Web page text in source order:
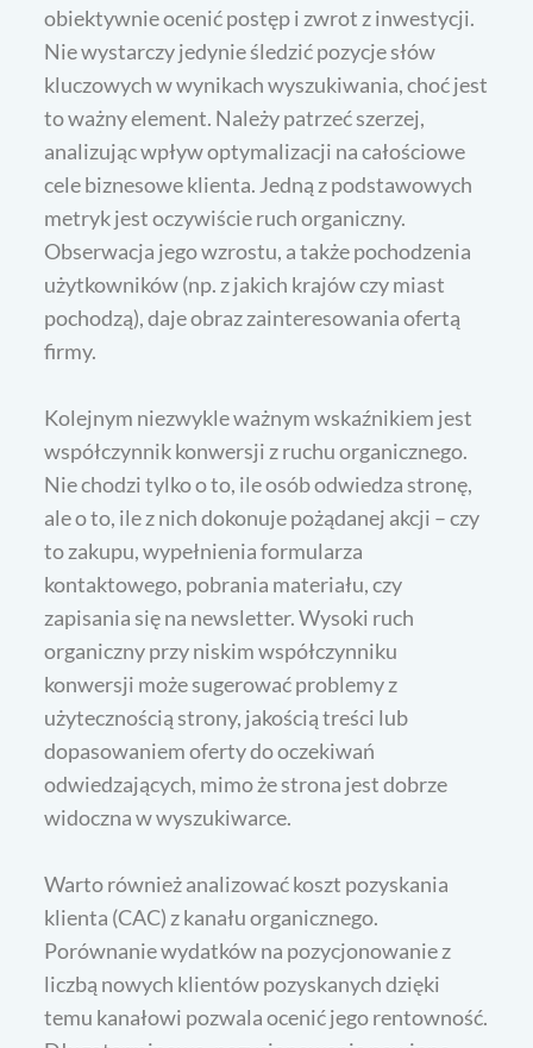
obiektywnie ocenić postęp i zwrot z inwestycji.
Nie wystarczy jedynie śledzić pozycje słów
kluczowych w wynikach wyszukiwania, choć jest
to ważny element. Należy patrzeć szerzej,
analizując wpływ optymalizacji na całościowe
cele biznesowe klienta. Jedną z podstawowych
metryk jest oczywiście ruch organiczny.
Obserwacja jego wzrostu, a także pochodzenia
użytkowników (np. z jakich krajów czy miast
pochodzą), daje obraz zainteresowania ofertą
firmy.
Kolejnym niezwykle ważnym wskaźnikiem jest
współczynnik konwersji z ruchu organicznego.
Nie chodzi tylko o to, ile osób odwiedza stronę,
ale o to, ile z nich dokonuje pożądanej akcji – czy
to zakupu, wypełnienia formularza
kontaktowego, pobrania materiału, czy
zapisania się na newsletter. Wysoki ruch
organiczny przy niskim współczynniku
konwersji może sugerować problemy z
użytecznością strony, jakością treści lub
dopasowaniem oferty do oczekiwań
odwiedzających, mimo że strona jest dobrze
widoczna w wyszukiwarce.
Warto również analizować koszt pozyskania
klienta (CAC) z kanału organicznego.
Porównanie wydatków na pozycjonowanie z
liczbą nowych klientów pozyskanych dzięki
temu kanałowi pozwala ocenić jego rentowność.